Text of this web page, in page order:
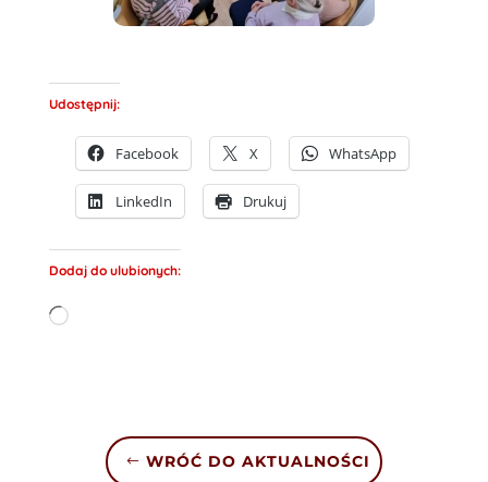
Udostępnij:
Facebook X WhatsApp
LinkedIn Drukuj
Dodaj do ulubionych:
Wczytywanie…
WRÓĆ DO AKTUALNOŚCI